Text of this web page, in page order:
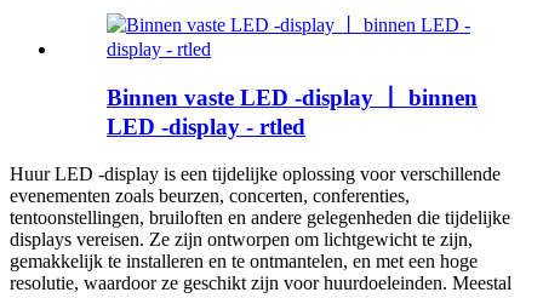
Binnen vaste LED -display 丨 binnen
LED -display - rtled
Huur LED -display is een tijdelijke oplossing voor verschillende
evenementen zoals beurzen, concerten, conferenties,
tentoonstellingen, bruiloften en andere gelegenheden die tijdelijke
displays vereisen. Ze zijn ontworpen om lichtgewicht te zijn,
gemakkelijk te installeren en te ontmantelen, en met een hoge
resolutie, waardoor ze geschikt zijn voor huurdoeleinden. Meestal